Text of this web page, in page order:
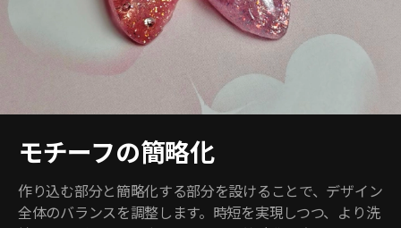
モチーフの簡略化
作り込む部分と簡略化する部分を設けることで、デザイン
全体のバランスを調整します。時短を実現しつつ、より洗